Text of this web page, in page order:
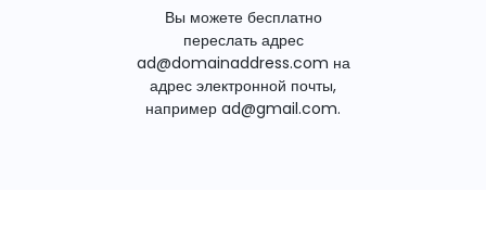
Вы можете бесплатно
переслать адрес
ad@domainaddress.com на
адрес электронной почты,
например ad@gmail.com.